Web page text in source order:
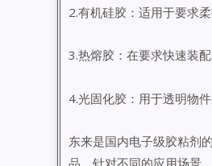
2.有机硅胶：适用于要求
3.热熔胶：在要求快速装
4.光固化胶：用于透明物
东来是国内电子级胶粘剂
品，针对不同的应用场景